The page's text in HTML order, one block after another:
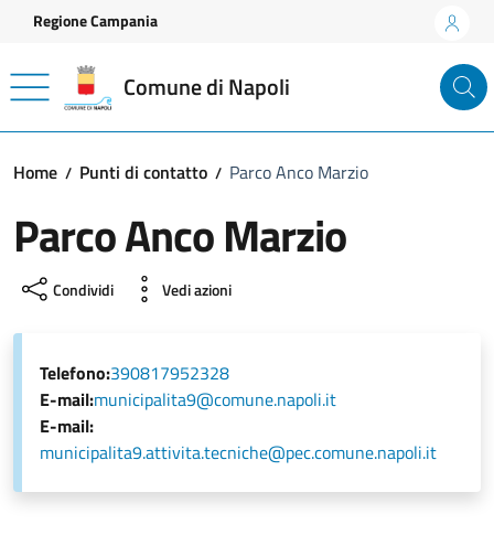
Vai ai contenuti
Vai al footer
Regione Campania
Comune di Napoli
Home Punti di contatto Parco Anco Marzio
Parco Anco Marzio
Condividi Vedi azioni
Telefono:390817952328
E-mail:municipalita9@comune.napoli.it
E-mail:
municipalita9.attivita.tecniche@pec.comune.napoli.it